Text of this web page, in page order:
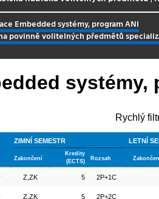
Embedded systémy, program ANI
povinně volitelných předmětů
systémy,
Rychlý
ZIMNÍ SEMESTR LETNÍ
Zakončení
Kredity
(ECTS)
Rozsah
Z,ZK 5 2P+1C
Z,ZK 5 2P+2C